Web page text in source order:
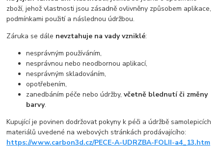
zboží, jehož vlastnosti jsou zásadně ovlivněny způsobem aplikace,
podmínkami použití a následnou údržbou.
Záruka se dále nevztahuje na vady vzniklé:
nesprávným používáním,
nesprávnou nebo neodbornou aplikací,
nesprávným skladováním,
opotřebením,
zanedbáním péče nebo údržby,včetně blednutí či změny
barvy.
Kupující je povinen dodržovat pokyny k péči a údržbě samolepicích
materiálů uvedené na webových stránkách prodávajícího:
https://www.carbon3d.cz/PECE-A-UDRZBA-FOLII-a4_13.htm